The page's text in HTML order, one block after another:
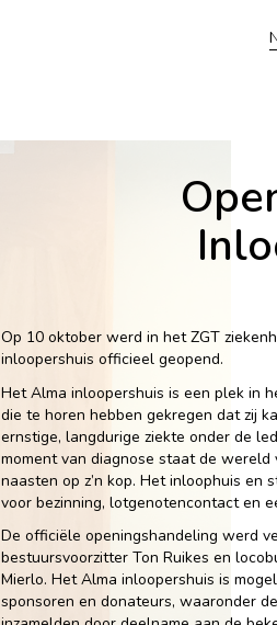
Op 10 oktober werd in het ZGT
inloopershuis officieel geopend.
Het Alma inloopershuis is een plek in
die te horen hebben gekregen dat zij
ernstige, langdurige ziekte onder de
moment van diagnose staat de wereld
naasten op z’n kop. Het inloophuis en
voor bezinning, lotgenotencontact en
De officiële openingshandeling werd
bestuursvoorzitter Ton Ruikes en
Mierlo. Het Alma inloopershuis is
sponsoren en donateurs, waaronder